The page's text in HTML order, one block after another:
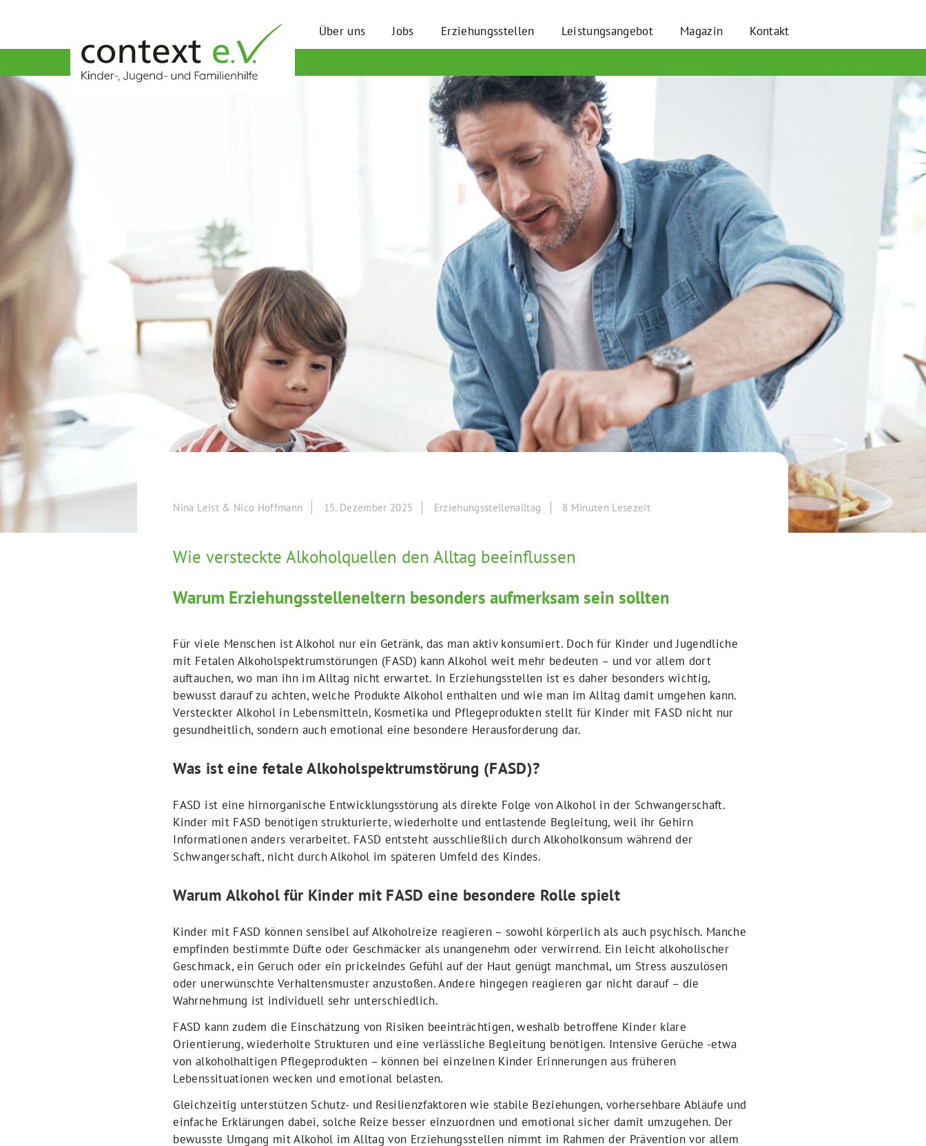
Über uns Jobs Erziehungsstellen Leistungsangebot Magazin Kontakt
Nina Leist & Nico Hoffmann 15. Dezember 2025 Erziehungsstellenalltag 8 Minuten Lesezeit
Wie versteckte Alkoholquellen den Alltag beeinflussen
Warum Erziehungsstelleneltern besonders aufmerksam sein sollten
Für viele Menschen ist Alkohol nur ein Getränk, das man aktiv konsumiert. Doch für Kinder und Jugendliche
mit Fetalen Alkoholspektrumstörungen (FASD) kann Alkohol weit mehr bedeuten – und vor allem dort
auftauchen, wo man ihn im Alltag nicht erwartet. In Erziehungsstellen ist es daher besonders wichtig,
bewusst darauf zu achten, welche Produkte Alkohol enthalten und wie man im Alltag damit umgehen kann.
Versteckter Alkohol in Lebensmitteln, Kosmetika und Pflegeprodukten stellt für Kinder mit FASD nicht nur
gesundheitlich, sondern auch emotional eine besondere Herausforderung dar.
Was ist eine fetale Alkoholspektrumstörung (FASD)?
FASD ist eine hirnorganische Entwicklungsstörung als direkte Folge von Alkohol in der Schwangerschaft.
Kinder mit FASD benötigen strukturierte, wiederholte und entlastende Begleitung, weil ihr Gehirn
Informationen anders verarbeitet. FASD entsteht ausschließlich durch Alkoholkonsum während der
Schwangerschaft, nicht durch Alkohol im späteren Umfeld des Kindes.
Warum Alkohol für Kinder mit FASD eine besondere Rolle spielt
Kinder mit FASD können sensibel auf Alkoholreize reagieren – sowohl körperlich als auch psychisch. Manche
empfinden bestimmte Düfte oder Geschmäcker als unangenehm oder verwirrend. Ein leicht alkoholischer
Geschmack, ein Geruch oder ein prickelndes Gefühl auf der Haut genügt manchmal, um Stress auszulösen
oder unerwünschte Verhaltensmuster anzustoßen. Andere hingegen reagieren gar nicht darauf – die
Wahrnehmung ist individuell sehr unterschiedlich.
FASD kann zudem die Einschätzung von Risiken beeinträchtigen, weshalb betroffene Kinder klare
Orientierung, wiederholte Strukturen und eine verlässliche Begleitung benötigen. Intensive Gerüche -etwa
von alkoholhaltigen Pflegeprodukten – können bei einzelnen Kinder Erinnerungen aus früheren
Lebenssituationen wecken und emotional belasten.
Gleichzeitig unterstützen Schutz- und Resilienzfaktoren wie stabile Beziehungen, vorhersehbare Abläufe und
einfache Erklärungen dabei, solche Reize besser einzuordnen und emotional sicher damit umzugehen. Der
bewusste Umgang mit Alkohol im Alltag von Erziehungsstellen nimmt im Rahmen der Prävention vor allem